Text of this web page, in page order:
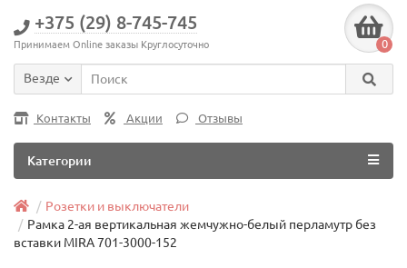
+375 (29) 8-745-745
Принимаем Online заказы Круглосуточно 0
Везде
Контакты Акции Отзывы
Категории
Розетки и выключатели
Рамка 2-ая вертикальная жемчужно-белый перламутр без
вставки MIRA 701-3000-152